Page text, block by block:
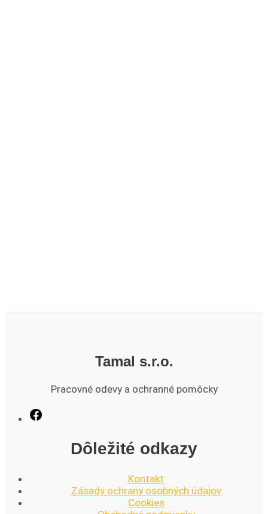
Tamal s.r.o.
Pracovné odevy a ochranné pomôcky
Dôležité odkazy
Kontakt
Zásady ochrany osobných údajov
Cookies